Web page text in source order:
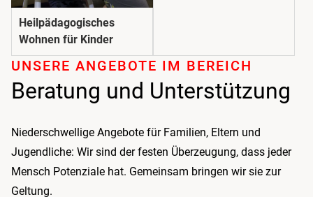
Heilpädagogisches
Wohnen für Kinder
Beratung und Unter­stützung
UNSERE ANGEBOTE IM BEREICH
Niederschwellige Angebote für Familien, Eltern und
Jugendliche: Wir sind der festen Überzeugung, dass jeder
Mensch Potenziale hat. Gemeinsam bringen wir sie zur
Geltung.